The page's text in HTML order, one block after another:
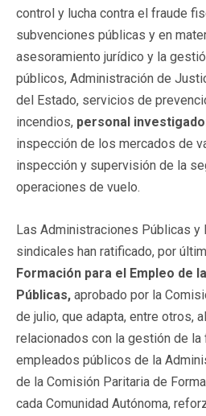
control y lucha contra el fraude
subvenciones públicas y en
asesoramiento jurídico y la
públicos, Administración de
del Estado, servicios de
incendios, personal
inspección de los mercados de
inspección y supervisión de la
operaciones de vuelo.
Las Administraciones Públicas y
sindicales han ratificado, por
Formación para el Empleo de
Públicas, aprobado por la
de julio, que adapta, entre otros,
relacionados con la gestión de
empleados públicos de la
de la Comisión Paritaria de
cada Comunidad Autónoma,